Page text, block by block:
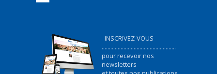
INSCRIVEZ-VOUS
...................................................
pour recevoir nos
newsletters